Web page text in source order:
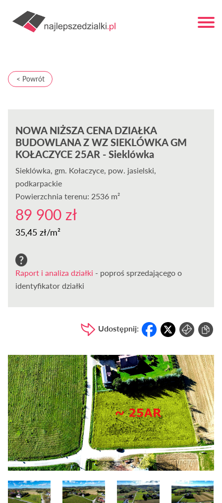
< Powrót
NOWA NIŻSZA CENA DZIAŁKA
BUDOWLANA Z WZ SIEKLÓWKA GM
KOŁACZYCE 25AR - Sieklówka
Sieklówka, gm. Kołaczyce, pow. jasielski,
podkarpackie
Powierzchnia terenu: 2536 m²
89 900 zł
35,45 zł/m²
Raport i analiza działki - poproś sprzedającego o
identyfikator działki
Udostępnij: